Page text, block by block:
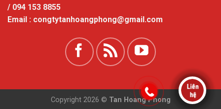
/ 094 153 8855
Email : congtytanhoangphong@gmail.com
Copyright 2026 © Tan Hoang Phong